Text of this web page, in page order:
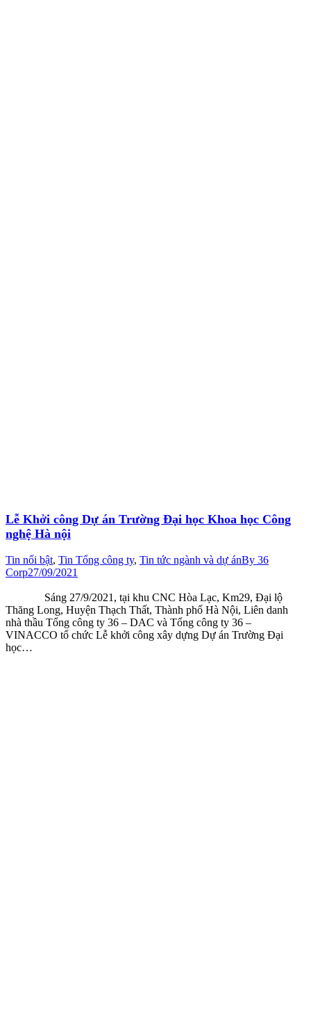
Lễ Khởi công Dự án Trường Đại học Khoa học Công
nghệ Hà nội
Tin nổi bật, Tin Tổng công ty, Tin tức ngành và dự ánBy 36
Corp27/09/2021
Sáng 27/9/2021, tại khu CNC Hòa Lạc, Km29, Đại lộ
Thăng Long, Huyện Thạch Thất, Thành phố Hà Nội, Liên danh
nhà thầu Tổng công ty 36 – DAC và Tổng công ty 36 –
VINACCO tổ chức Lễ khởi công xây dựng Dự án Trường Đại
học…